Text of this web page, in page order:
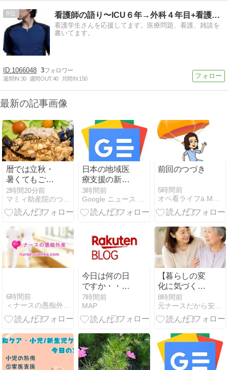
6 看護師の語り〜ICU６年→外科４年目+看護学生実習指導〜
看護学生さんを応援してます。医療問題、看護、雑談を
書いてます。
1066048 3
週間IN:30 週間OUT:40 月間IN:150
最新の記事画像
暦では立秋・
暑くてもごは
ん食べましょ
う
2時間20分前
日本の地域医
療支援の新た
なきっかけに
―看護師・助
産師向け 都会
世界自然遺産
奄美群島の
島々で学ぶ・
働くスタディ
ツアーイベン
ト開催決定 -
PR TIMES
3時間前
前回のつづき
5時間前
6時間前
＜ナースの愚痴外来＞看護師ストレス愚痴吐き投稿サイト(^_…
今日は何の日
ですか・・・
立秋
7時間前
MAP
【暮らしの変
化に気づく小
さなサイン】
親の「いつも
の席」は変わ
か？
8時間前